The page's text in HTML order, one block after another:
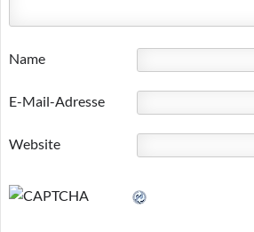
Name
E-Mail-Adresse
Website